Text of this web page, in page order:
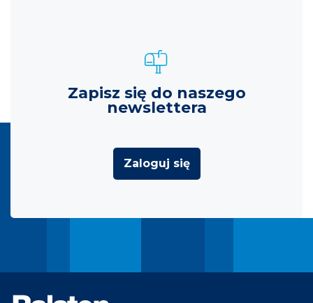
Zapisz się do naszego
newslettera
Zaloguj się